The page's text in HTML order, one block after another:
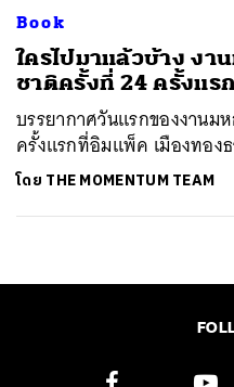
Book
ใครไปมาแล้วบ้าง งา
ชาติครั้งที่ 24 ครั้งแร
บรรยากาศวันแรกของงาน
ครั้งแรกที่อิมแพ็ค เมืองทอง
โดย THE MOMENTUM TEAM